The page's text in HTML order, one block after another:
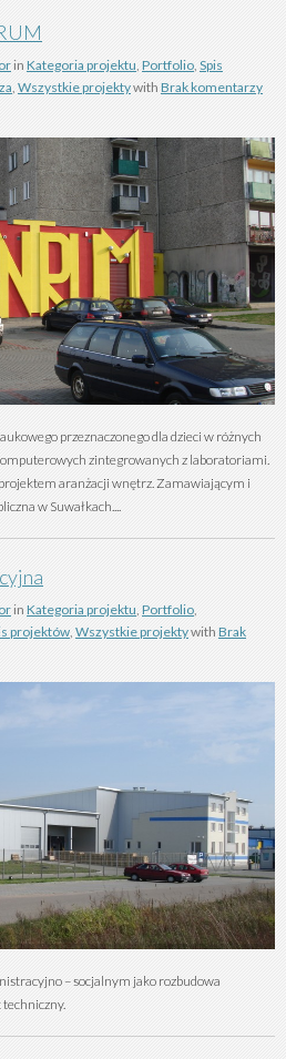
in Kategoria projektu, Portfolio, Spis
, Wszystkie projektywith Brak komentarzy
przeznaczonego dla dzieci w różnych
zintegrowanych z laboratoriami.
aranżacji wnętrz. Zamawiającym i
w Suwałkach....
in Kategoria projektu, Portfolio,
projektów, Wszystkie projektywith Brak
– socjalnym jako rozbudowa
techniczny.